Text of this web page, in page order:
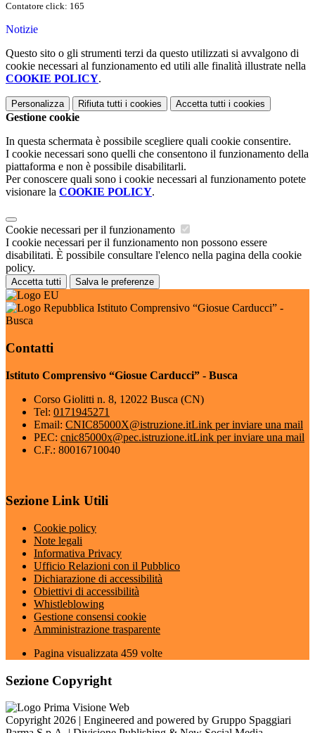
Contatore click: 165
Notizie
Questo sito o gli strumenti terzi da questo utilizzati si avvalgono di
cookie necessari al funzionamento ed utili alle finalità illustrate nella
COOKIE POLICY.
Personalizza Rifiuta tutti i cookies Accetta tutti i cookies
Gestione cookie
In questa schermata è possibile scegliere quali cookie consentire.
I cookie necessari sono quelli che consentono il funzionamento della
piattaforma e non è possibile disabilitarli.
Per conoscere quali sono i cookie necessari al funzionamento potete
visionare la COOKIE POLICY.
Cookie necessari per il funzionamento
I cookie necessari per il funzionamento non possono essere
disabilitati. È possibile consultare l'elenco nella pagina della cookie
policy.
Accetta tutti Salva le preferenze
Istituto Comprensivo “Giosue Carducci” -
Busca
Contatti
Istituto Comprensivo “Giosue Carducci” - Busca
Corso Giolitti n. 8, 12022 Busca (CN)
Tel: 0171945271
Email: CNIC85000X@istruzione.itLink per inviare una mail
PEC: cnic85000x@pec.istruzione.itLink per inviare una mail
C.F.: 80016710040
Sezione Link Utili
Cookie policy
Note legali
Informativa Privacy
Ufficio Relazioni con il Pubblico
Dichiarazione di accessibilità
Obiettivi di accessibilità
Whistleblowing
Gestione consensi cookie
Amministrazione trasparente
Pagina visualizzata 459 volte
Sezione Copyright
Copyright 2026 | Engineered and powered by Gruppo Spaggiari